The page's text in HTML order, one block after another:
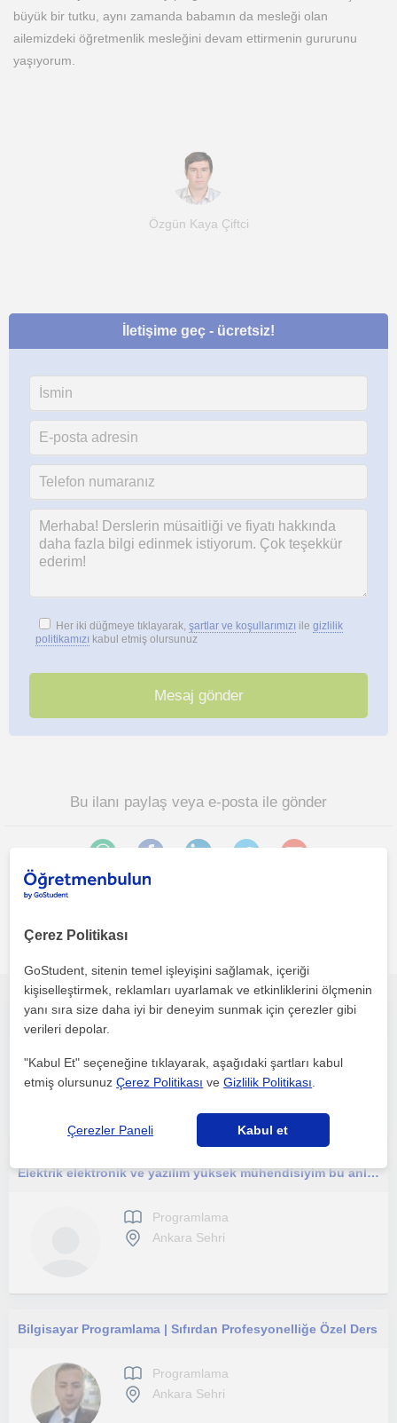
büyük bir tutku, aynı zamanda babamın da mesleği olan
ailemizdeki öğretmenlik mesleğini devam ettirmenin gururunu
yaşıyorum.
Özgün Kaya Çiftci
İletişime geç - ücretsiz!
Her iki düğmeye tıklayarak, şartlar ve koşullarımızı ile gizlilik
politikamızı kabul etmiş olursunuz
Bu ilanı paylaş veya e-posta ile gönder
Ankara sehri bölgesinde ilginizi çekebilecek diğer
Programlama
Ankara Sehri, Eryaman, E...
Elektrik elektronik ve yazılım yüksek mühendisiyim bu anlamda ders vermeye hazırım.
Programlama
Ankara Sehri
Bilgisayar Programlama | Sıfırdan Profesyonelliğe Özel Ders
Programlama
Ankara Sehri
Çerez Politikası
GoStudent, sitenin temel işleyişini sağlamak, içeriği
kişiselleştirmek, reklamları uyarlamak ve etkinliklerini ölçmenin
yanı sıra size daha iyi bir deneyim sunmak için çerezler gibi
verileri depolar.
"Kabul Et" seçeneğine tıklayarak, aşağıdaki şartları kabul
etmiş olursunuzÇerez Politikası veGizlilik Politikası
Çerezler Paneli Kabul et